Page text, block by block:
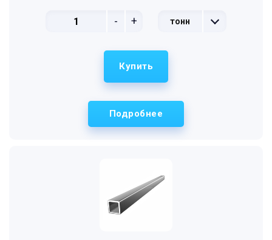
- + тонн
Подробнее
Купить